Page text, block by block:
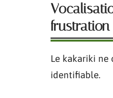
frustration
Le kakariki ne
identifiable.